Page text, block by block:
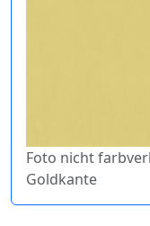
Foto nicht
Goldkante